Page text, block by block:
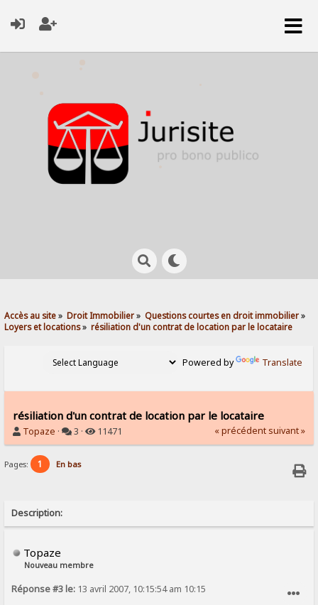
Accès au site» Droit Immobilier» Questions courtes en droit immobilier»
Loyers et locations» résiliation d'un contrat de location par le locataire
Powered by Translate
résiliation d'un contrat de location par le locataire
Topaze · 3 · 11471 « précédent suivant »
Pages: 1 En bas
Description:
Topaze
Nouveau membre
Réponse #3 le: 13 avril 2007, 10:15:54 am 10:15